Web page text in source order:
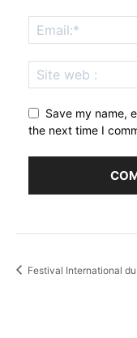
Save my name,
the next time I
Festival International